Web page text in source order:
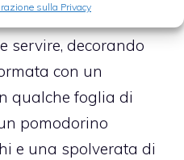
sulla Privacy
servire, decorando
con un
qualche foglia di
pomodorino
e una spolverata di